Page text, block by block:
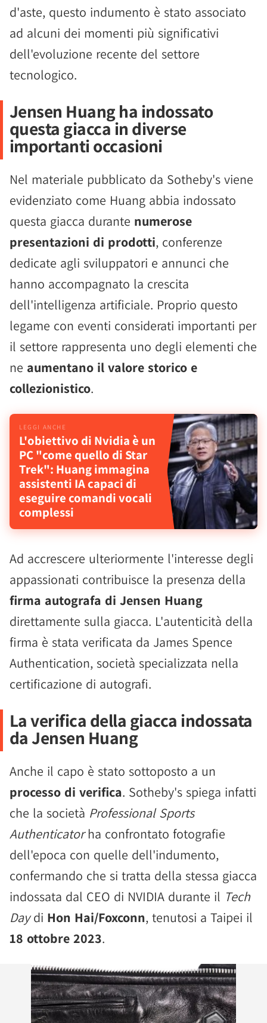
d'aste, questo indumento è stato associato
ad alcuni dei momenti più significativi
dell'evoluzione recente del settore
tecnologico.
Jensen Huang ha indossato
questa giacca in diverse
importanti occasioni
Nel materiale pubblicato da Sotheby's viene
evidenziato come Huang abbia indossato
questa giacca durante numerose
presentazioni di prodotti, conferenze
dedicate agli sviluppatori e annunci che
hanno accompagnato la crescita
dell'intelligenza artificiale. Proprio questo
legame con eventi considerati importanti per
il settore rappresenta uno degli elementi che
ne aumentano il valore storico e
collezionistico.
L'obiettivo di Nvidia è un
PC "come quello di Star
Trek": Huang immagina
assistenti IA capaci di
eseguire comandi vocali
complessi
Ad accrescere ulteriormente l'interesse degli
appassionati contribuisce la presenza della
firma autografa di Jensen Huang
direttamente sulla giacca. L'autenticità della
firma è stata verificata da James Spence
Authentication, società specializzata nella
certificazione di autografi.
La verifica della giacca indossata
da Jensen Huang
Anche il capo è stato sottoposto a un
processo di verifica. Sotheby's spiega infatti
che la società Professional Sports
Authenticatorha confrontato fotografie
dell'epoca con quelle dell'indumento,
confermando che si tratta della stessa giacca
indossata dal CEO di NVIDIA durante il Tech
Daydi Hon Hai/Foxconn, tenutosi a Taipei il
18 ottobre 2023.